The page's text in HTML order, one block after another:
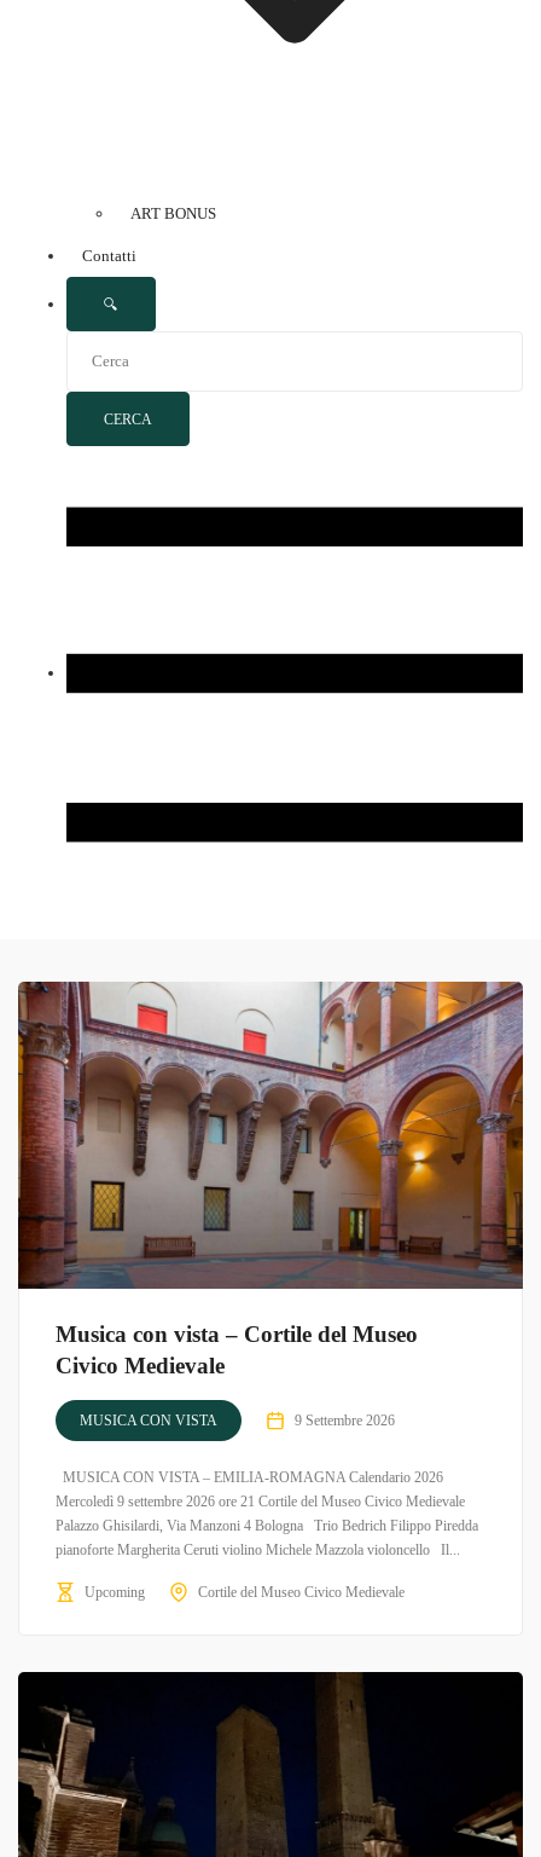
ART BONUS
Contatti
🔍
CERCA
Musica con vista – Cortile del Museo
Civico Medievale
MUSICA CON VISTA 9 Settembre 2026
MUSICA CON VISTA – EMILIA-ROMAGNA Calendario 2026
Mercoledì 9 settembre 2026 ore 21 Cortile del Museo Civico Medievale
Palazzo Ghisilardi, Via Manzoni 4 Bologna Trio Bedrich Filippo Piredda
pianoforte Margherita Ceruti violino Michele Mazzola violoncello Il...
Upcoming Cortile del Museo Civico Medievale